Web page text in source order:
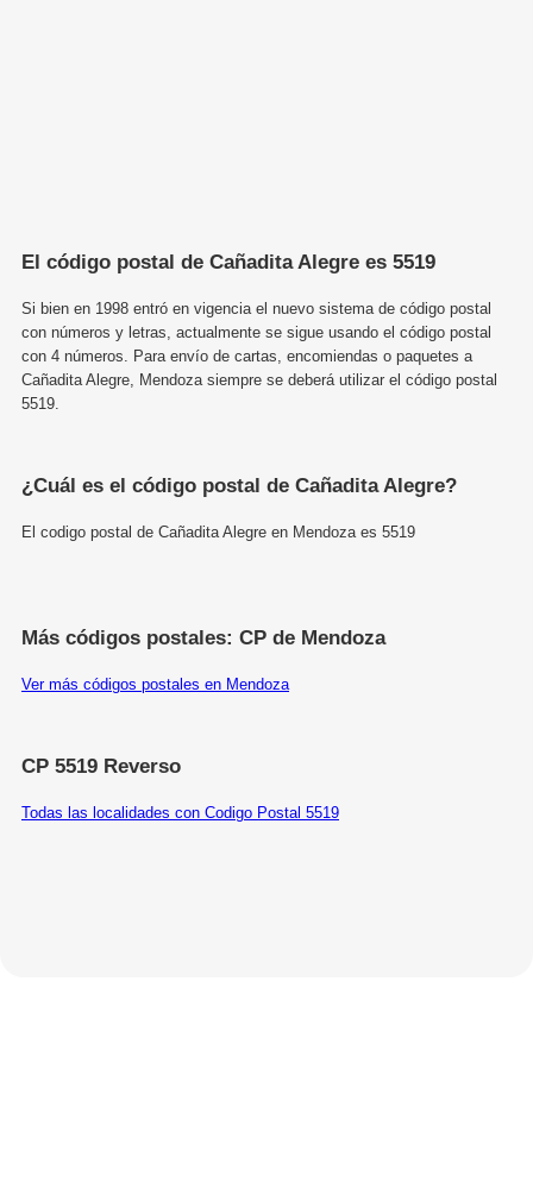
El código postal de Cañadita Alegre es 5519
Si bien en 1998 entró en vigencia el nuevo sistema de código postal
con números y letras, actualmente se sigue usando el código postal
con 4 números. Para envío de cartas, encomiendas o paquetes a
Cañadita Alegre, Mendoza siempre se deberá utilizar el código postal
5519.
¿Cuál es el código postal de Cañadita Alegre?
El codigo postal de Cañadita Alegre en Mendoza es 5519
Más códigos postales: CP de Mendoza
Ver más códigos postales en Mendoza
CP 5519 Reverso
Todas las localidades con Codigo Postal 5519